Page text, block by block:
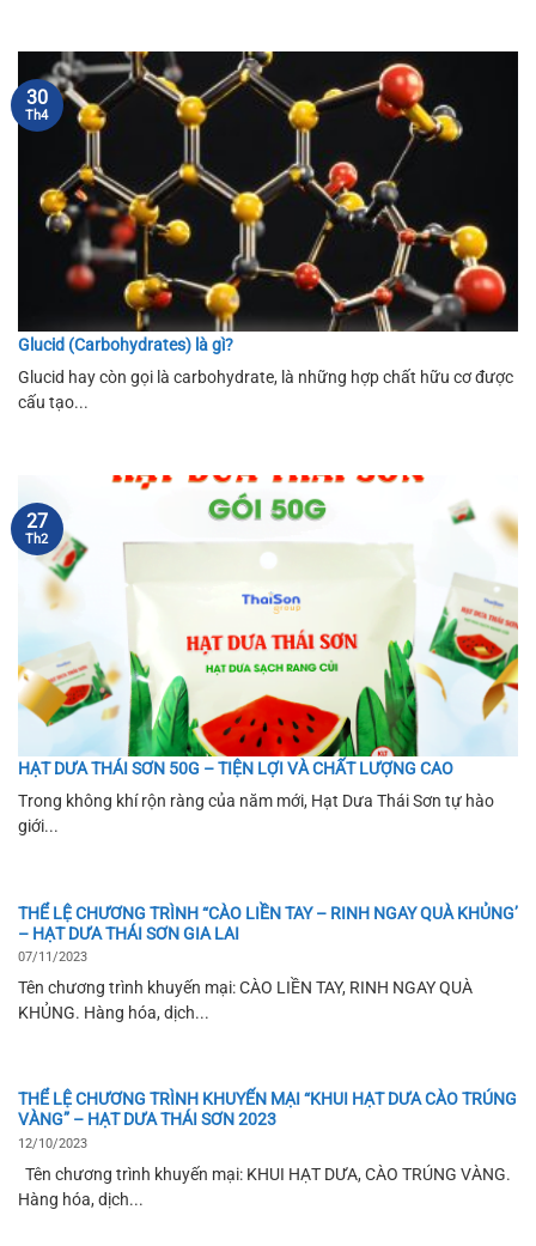
Glucid (Carbohydrates) là gì?
Glucid hay còn gọi là carbohydrate, là những hợp chất hữu cơ được
cấu tạo...
30
Th4
HẠT DƯA THÁI SƠN 50G – TIỆN LỢI VÀ CHẤT LƯỢNG CAO
Trong không khí rộn ràng của năm mới, Hạt Dưa Thái Sơn tự hào
giới...
27
Th2
THỂ LỆ CHƯƠNG TRÌNH “CÀO LIỀN TAY – RINH NGAY QUÀ KHỦNG’
– HẠT DƯA THÁI SƠN GIA LAI
07/11/2023
Tên chương trình khuyến mại: CÀO LIỀN TAY, RINH NGAY QUÀ
KHỦNG. Hàng hóa, dịch...
THỂ LỆ CHƯƠNG TRÌNH KHUYẾN MẠI “KHUI HẠT DƯA CÀO TRÚNG
VÀNG” – HẠT DƯA THÁI SƠN 2023
12/10/2023
Tên chương trình khuyến mại: KHUI HẠT DƯA, CÀO TRÚNG VÀNG.
Hàng hóa, dịch...